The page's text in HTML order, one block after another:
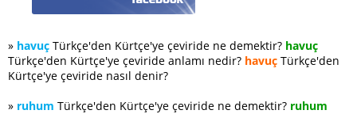
» havuç Türkçe'den Kürtçe'ye çeviride ne demektir? havuç
Türkçe'den Kürtçe'ye çeviride anlamı nedir? havuç Türkçe'den
Kürtçe'ye çeviride nasıl denir?
» ruhum Türkçe'den Kürtçe'ye çeviride ne demektir? ruhum